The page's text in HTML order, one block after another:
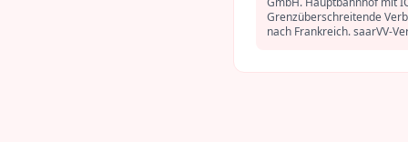
Grenzüberschreitende
nach Frankreich. saarVV-